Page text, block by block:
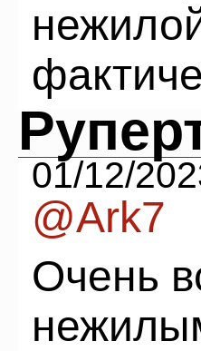
01/12/
@Ark7
Очень